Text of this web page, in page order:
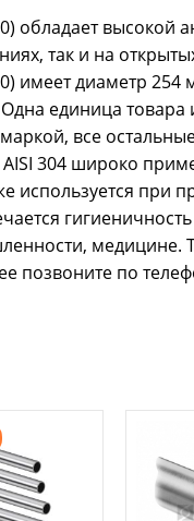
обладает высокой
так и на
имеет диаметр 254
единица товара
все
304 широко
используется при
позвоните по